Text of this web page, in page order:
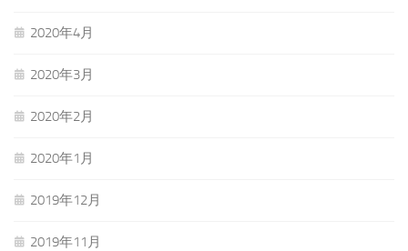
2020年4月
2020年3月
2020年2月
2020年1月
2019年12月
2019年11月